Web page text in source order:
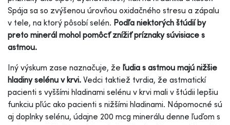
Spája sa so zvýšenou úrovňou oxidačného stresu a zápalu
v tele, na ktorý pôsobí selén. Podľa niektorých štúdií by
preto minerál mohol pomôcť znížiť príznaky súvisiace s
astmou.
Iný výskum zase naznačuje, že ľudia s astmou majú nižšie
hladiny selénu v krvi. Vedci taktiež tvrdia, že astmatickí
pacienti s vyššími hladinami selénu v krvi mali v štúdii lepšiu
funkciu pľúc ako pacienti s nižšími hladinami. Nápomocné sú
aj doplnky selénu, údajne 200 mcg minerálu denne ľuďom s